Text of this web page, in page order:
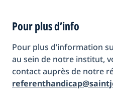
Pour plus d’info
Pour plus d’information
au sein de notre institut,
contact auprès de notre